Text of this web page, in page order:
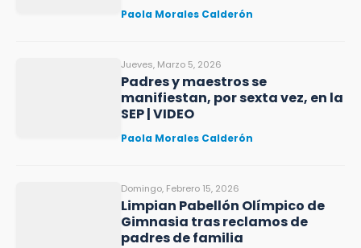
Paola Morales Calderón
Jueves, Marzo 5, 2026
Padres y maestros se
manifiestan, por sexta vez, en la
SEP | VIDEO
Paola Morales Calderón
Domingo, Febrero 15, 2026
Limpian Pabellón Olímpico de
Gimnasia tras reclamos de
padres de familia